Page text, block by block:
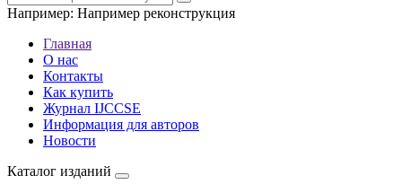
Например: Например реконструкция
Главная
О нас
Контакты
Как купить
Журнал IJCCSE
Информация для авторов
Новости
Каталог изданий